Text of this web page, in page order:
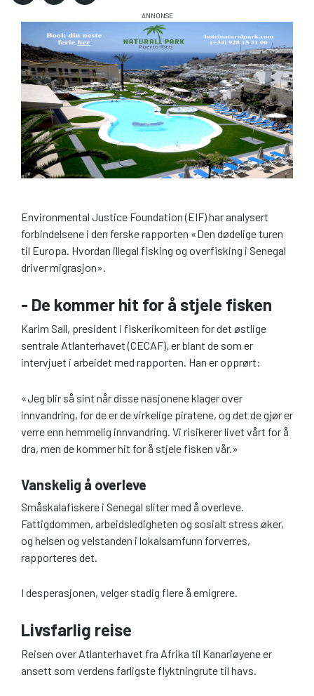
Environmental Justice Foundation (EIF) har analysert
forbindelsene i den ferske rapporten «Den dødelige turen
til Europa. Hvordan illegal fisking og overfisking i Senegal
driver migrasjon».
- De kommer hit for å stjele fisken
Karim Sall, president i fiskerikomiteen for det østlige
sentrale Atlanterhavet (CECAF), er blant de som er
intervjuet i arbeidet med rapporten. Han er opprørt:
«Jeg blir så sint når disse nasjonene klager over
innvandring, for de er de virkelige piratene, og det de gjør er
verre enn hemmelig innvandring. Vi risikerer livet vårt for å
dra, men de kommer hit for å stjele fisken vår.»
Vanskelig å overleve
Småskalafiskere i Senegal sliter med å overleve.
Fattigdommen, arbeidsledigheten og sosialt stress øker,
og helsen og velstanden i lokalsamfunn forverres,
rapporteres det.
I desperasjonen, velger stadig flere å emigrere.
Livsfarlig reise
Reisen over Atlanterhavet fra Afrika til Kanariøyene er
ansett som verdens farligste flyktningrute til havs.